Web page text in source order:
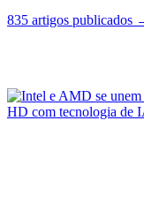
835 artigos publicados